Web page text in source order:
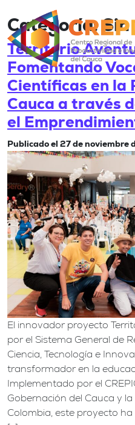
Categoría:
Territorio
Fomentando
Científicas en la
Cauca a través
el
Publicado el 27 de noviembre
El innovador proyecto
por el Sistema General de
Ciencia, Tecnología e
transformador en la
Implementado por el
Gobernación del Cauca y
Colombia, este proyecto